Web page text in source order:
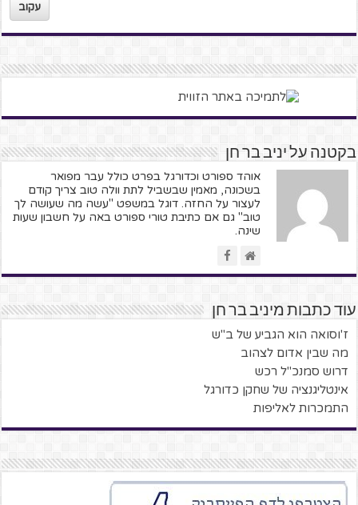
עקוב
בקטנה על יניב בר חן
אוהד ספורט וכדורגל בפרט כולל עבר מפואר
בשכונה, מאמין שבשביל לתת וולה טוב צריך קודם
לעצור על החזה. דוגל במשפט "עשה מה שעושה לך
טוב" גם אם כתיבת טורי ספורט באה על חשבון שעות
שינה.
עוד כתבות מיניב בר חן
ז'וסואה הוא הגביע של ב"ש
מה שבין אדום לצהוב
דרוש סמנכ"ל רכש
אינטליגנציה של שחקן כדורגל
התמכרות לאליפות